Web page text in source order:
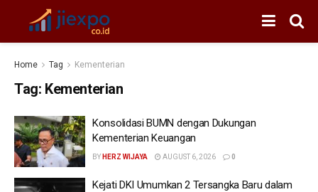
Home Tag Kementerian
Tag: Kementerian
Konsolidasi BUMN dengan Dukungan
Kementerian Keuangan
BY HERZ WIJAYA AUGUST 6, 2026 0
Kejati DKI Umumkan 2 Tersangka Baru dalam